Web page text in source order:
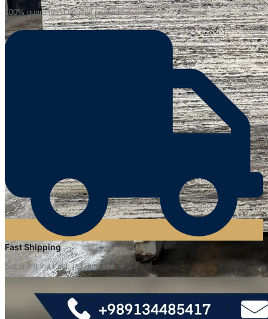
100% guaranteed original product
Fast Shipping
Shipment via road, rail, and sea.